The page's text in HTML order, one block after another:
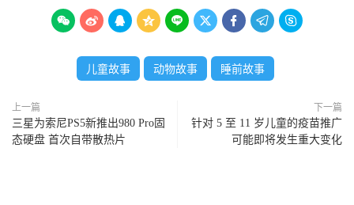
        
儿童故事 动物故事 睡前故事
上一篇
三星为索尼PS5新推出980 Pro固
态硬盘 首次自带散热片
下一篇
针对 5 至 11 岁儿童的疫苗推广
可能即将发生重大变化